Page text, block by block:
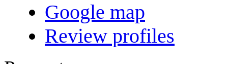
Google map
Review profiles